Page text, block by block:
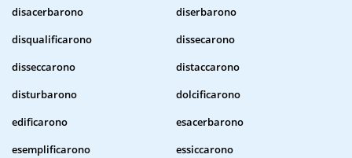
disacerbarono
diserbarono
disqualificarono
dissecarono
disseccarono
distaccarono
disturbarono
dolcificarono
edificarono
esacerbarono
esemplificarono
essiccarono